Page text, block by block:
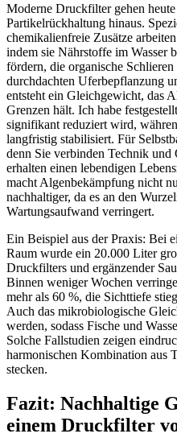
Moderne Druckfilter gehen
Partikelrückhaltung hinaus.
chemikalienfreie Zusätze
indem sie Nährstoffe im Wasser
fördern, die organische
durchdachten Uferbepflanzung
entsteht ein Gleichgewicht, das
Grenzen hält. Ich habe
signifikant reduziert wird,
langfristig stabilisiert. Für
denn Sie verbinden Technik
erhalten einen lebendigen
macht Algenbekämpfung nicht
nachhaltiger, da es an den
Wartungsaufwand verringert.
Ein Beispiel aus der Praxis: Bei
Raum wurde ein 20.000 Liter
Druckfilters und ergänzender
Binnen weniger Wochen
mehr als 60 %, die Sichttiefe
Auch das mikrobiologische
werden, sodass Fische und
Solche Fallstudien zeigen
harmonischen Kombination aus
stecken.
Fazit: Nachhaltige
einem Druckfilter